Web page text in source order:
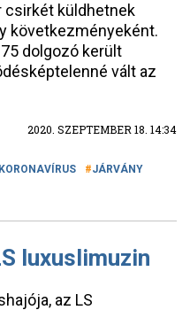
csirkét küldhetnek
következményeként.
dolgozó került
vált az
2020. SZEPTEMBER 18. 14:34
KORONAVÍRUS
JÁRVÁNY
luxuslimuzin
az LS